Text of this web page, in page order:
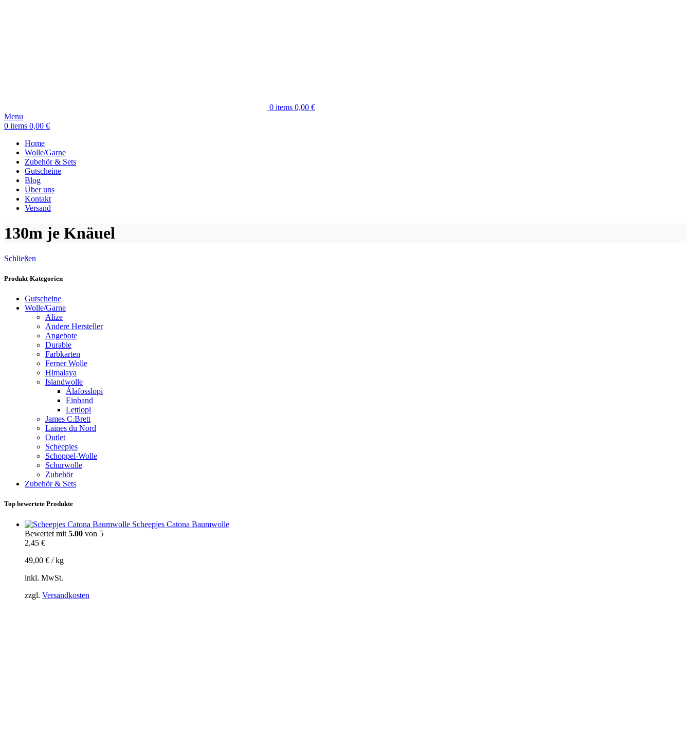
0 items 0,00 €
Menu
0 items 0,00 €
Home
Wolle/Garne
Zubehör & Sets
Gutscheine
Blog
Über uns
Kontakt
Versand
130m je Knäuel
Schließen
Produkt-Kategorien
Gutscheine
Wolle/Garne
Alize
Andere Hersteller
Angebote
Durable
Farbkarten
Ferner Wolle
Himalaya
Islandwolle
Álafosslopi
Einband
Lettlopi
James C.Brett
Laines du Nord
Outlet
Scheepjes
Schoppel-Wolle
Schurwolle
Zubehör
Zubehör & Sets
Top bewertete Produkte
Scheepjes Catona Baumwolle
Bewertet mit 5.00 von 5
2,45 €
49,00 € /kg
inkl. MwSt.
zzgl. Versandkosten